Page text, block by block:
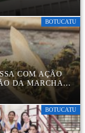
BOTUCATU
COM AÇÃO
DA MARCHA
BOTUCATU